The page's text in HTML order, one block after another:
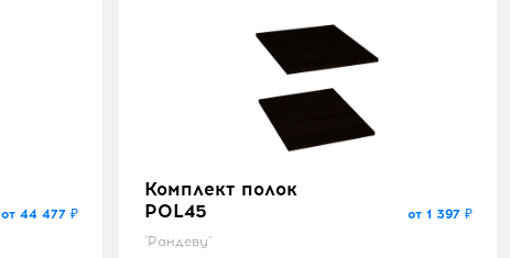
от 44 477 ₽
Комплект полок
POL45
"Рандеву"
от 1 397 ₽